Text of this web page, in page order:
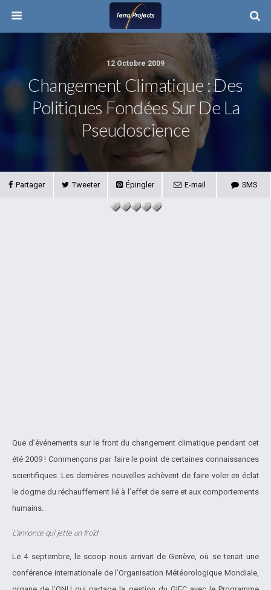
12 Octobre 2009
Changement Climatique : Des
Politiques Fondées Sur De La
Pseudoscience
Partager Tweeter Épingler E-mail SMS
Que d’événements sur le front du changement climatique pendant cet
été 2009 ! Commençons par faire le point de certaines connaissances
scientifiques. Les dernières nouvelles achèvent de faire voler en éclat
le dogme du réchauffement lié à l’effet de serre et aux comportements
humains.
L’annonce qui jette un froid
Le 4 septembre, le scoop nous arrivait de Genève, où se tenait une
conférence internationale de l’Organisation Météorologique Mondiale,